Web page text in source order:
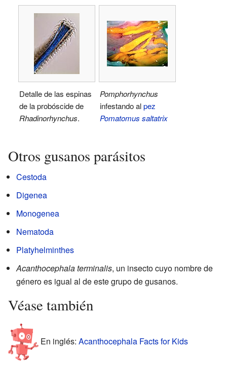
Detalle de las espinas
de la probóscide de
Rhadinorhynchus.
Pomphorhynchus
infestando alpez
Pomatomus saltatrix
Otros gusanos parásitos
Cestoda
Digenea
Monogenea
Nematoda
Platyhelminthes
Acanthocephala terminalis, un insecto cuyo nombre de
género es igual al de este grupo de gusanos.
Véase también
En inglés: Acanthocephala Facts for Kids